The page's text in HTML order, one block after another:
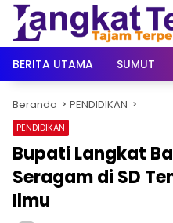
Langsung
konten
BERITA UTAMA
SUMUT
Beranda PENDIDIKAN
PENDIDIKAN
Bupati Langkat
Seragam di SD
Ilmu